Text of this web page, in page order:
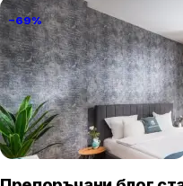
−69%
National Palace Of Culture
1 Step Away!
София 235 € / нощувка